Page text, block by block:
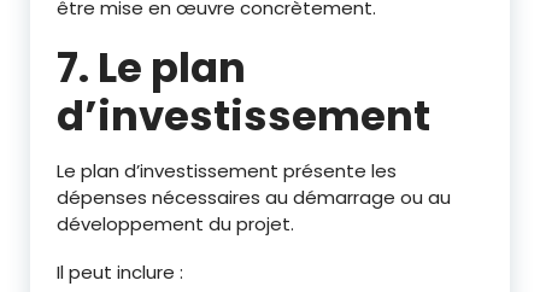
être mise en œuvre concrètement.
7. Le plan
d’investissement
Le plan d’investissement présente les
dépenses nécessaires au démarrage ou au
développement du projet.
Il peut inclure :